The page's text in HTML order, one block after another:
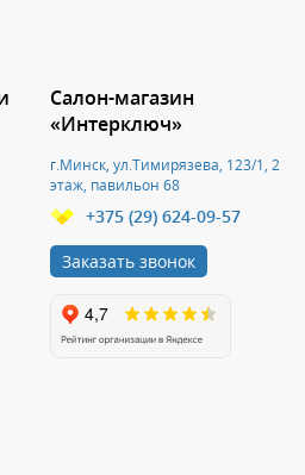
Салон-магазин
«Интерключ»
г.Минск, ул.Тимирязева, 123/1, 2
этаж, павильон 68
+375 (29) 624-09-57
Заказать звонок